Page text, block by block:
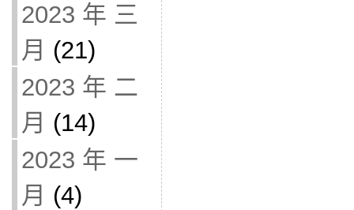
2023 年 三
月 (21)
2023 年 二
月 (14)
2023 年 一
月 (4)